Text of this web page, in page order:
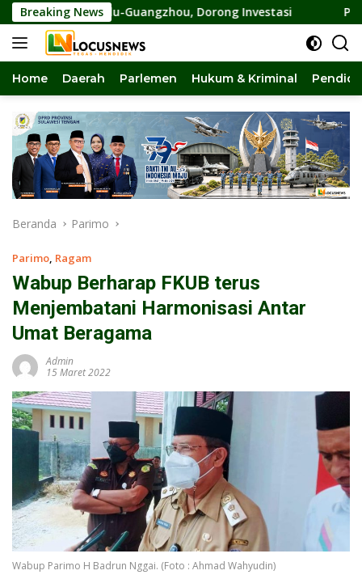
Langsung
ke
konten
Breaking News
Palu-Guangzhou, Dorong Investasi Pansus
Home Daerah Parlemen Hukum & Kriminal
Beranda Parimo
Parimo, Ragam
Wabup Berharap FKUB terus
Menjembatani Harmonisasi Antar
Umat Beragama
Admin
15 Maret 2022
Wabup Parimo H Badrun Nggai. (Foto : Ahmad Wahyudin)